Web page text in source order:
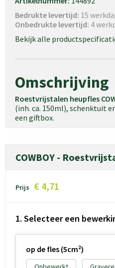
Bedrukte levertijd: 15
Onbedrukte levertijd: 4
Bekijk alle
Omschrijving
Roestvrijstalen heupfles
(inh. ca. 150ml), schenktuit
een giftbox.
COWBOY -
Prijs € 4,71
1. Selecteer een
op de fles (5cm²)